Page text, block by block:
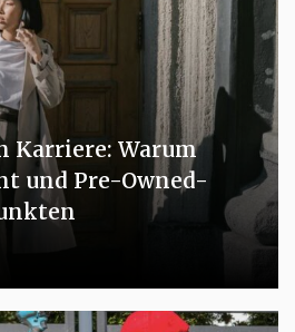
Karriere: Warum
und Pre-Owned-